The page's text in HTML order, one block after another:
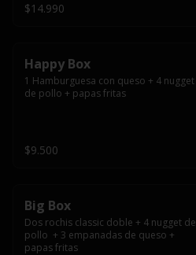
$14.990
Happy Box
1 Hamburguesa con queso + 4 nugget
de pollo + papas fritas
$9.500
Big Box
Dos rochis classic doble + 4 nugget de
pollo  + 3 empanadas de queso +
papas fritas